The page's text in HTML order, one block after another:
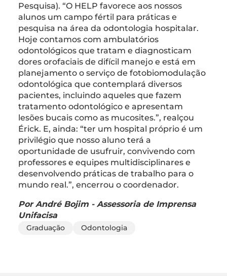
Pesquisa). “O HELP favorece aos nossos
alunos um campo fértil para práticas e
pesquisa na área da odontologia hospitalar.
Hoje contamos com ambulatórios
odontológicos que tratam e diagnosticam
dores orofaciais de difícil manejo e está em
planejamento o serviço de fotobiomodulação
odontológica que contemplará diversos
pacientes, incluindo aqueles que fazem
tratamento odontológico e apresentam
lesões bucais como as mucosites.”, realçou
Érick. E, ainda: “ter um hospital próprio é um
privilégio que nosso aluno terá a
oportunidade de usufruir, convivendo com
professores e equipes multidisciplinares e
desenvolvendo práticas de trabalho para o
mundo real.”, encerrou o coordenador.
Por André Bojim - Assessoria de Imprensa
Unifacisa
Graduação Odontologia